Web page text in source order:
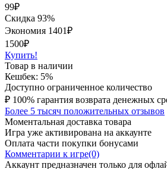
99₽
Скидка 93%
Экономия 1401₽
1500₽
Купить!
Товар в наличии
Кешбек: 5%
Доступно ограниченное количество
₽ 100% гарантия возврата денежных
Более 5 тысяч положительных отзывов
Моментальная доставка товара
Игра уже активирована на аккаунте
Оплата части покупки бонусами
Комментарии к игре(0)
Аккаунт предназначен только для